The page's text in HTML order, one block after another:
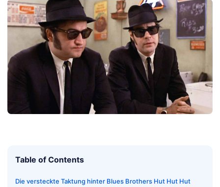
Table of Contents
Die versteckte Taktung hinter Blues Brothers Hut Hut Hut